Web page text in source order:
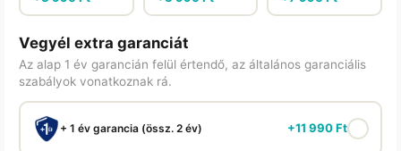
Vegyél extra garanciát
Az alap 1 év garancián felül értendő, az általános garanciális
szabályok vonatkoznak rá.
+ 1 év garancia (össz. 2 év) +11 990Ft